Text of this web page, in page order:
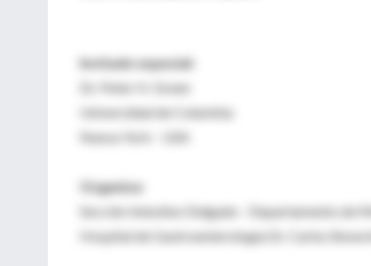
Invitado especial:
Dr. Peter H. Green
Universidad de Columbia
Nueva York - USA
Organiza:
Sección Intestino Delgado - Departamento de
Hospital de Gastroenterología Dr. Carlos